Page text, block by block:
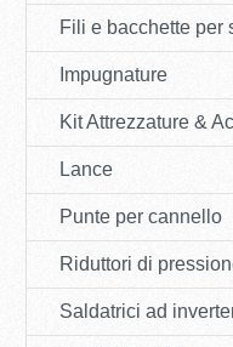
Fili e bacchette per
Impugnature
Kit Attrezzature &
Lance
Punte per cannello
Riduttori di
Saldatrici ad